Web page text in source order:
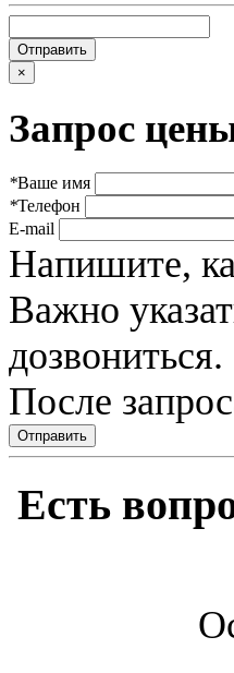
×
Запрос
*Ваше имя
*Телефон
E-mail
Напишите,
Важно
дозвониться.
После
Отправить
Есть